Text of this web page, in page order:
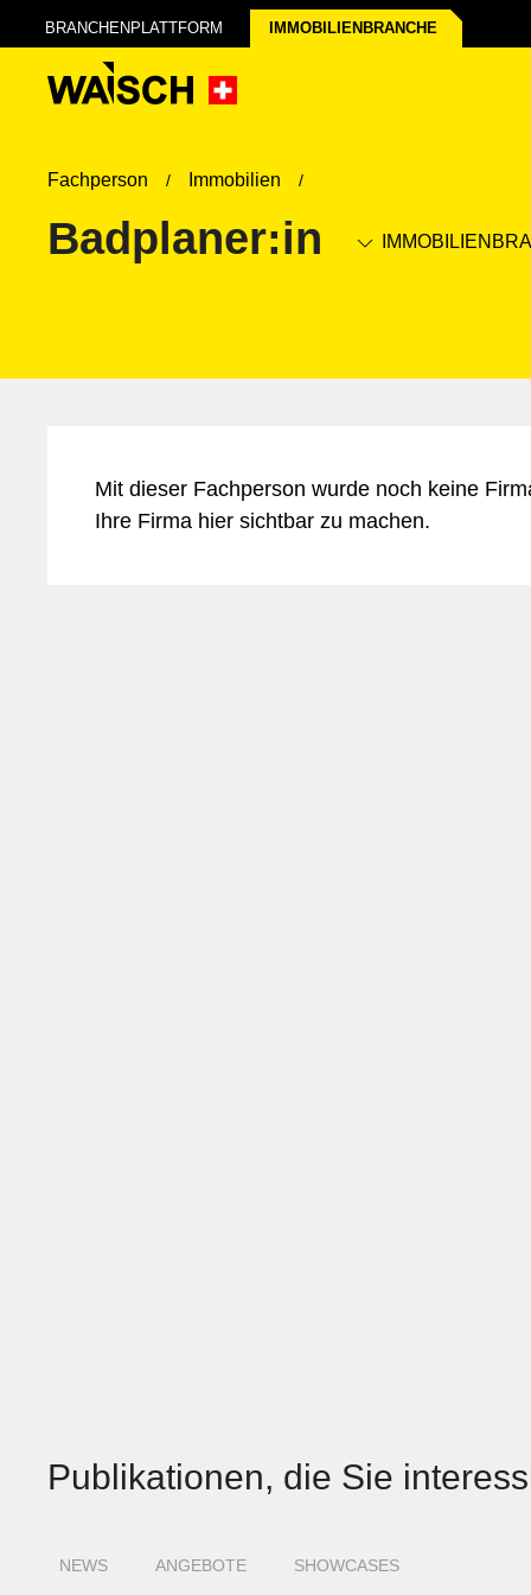
BRANCHENPLATTFORM IMMOBILIEN­BRANCHE
Fachperson Immobilien
Badplaner:in
Mit dieser Fachperson wurde noch keine
Ihre Firma hier sichtbar zu machen.
Publikationen, die Sie
NEWS ANGEBOTE SHOWCASES